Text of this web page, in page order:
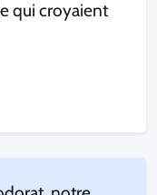
qui croyaient